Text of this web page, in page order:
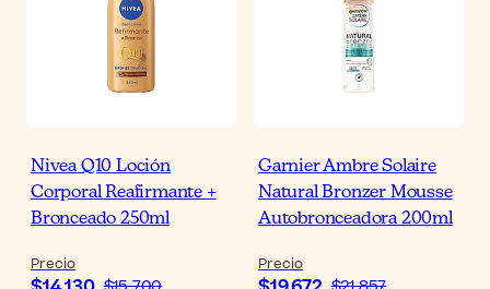
Nivea Q10 Loción
Corporal Reafirmante +
Bronceado 250ml
Precio
Garnier Ambre Solaire
Natural Bronzer Mousse
Autobronceadora 200ml
Precio